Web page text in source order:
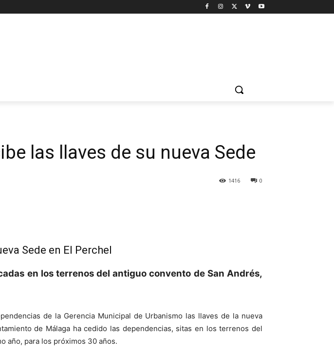
las llaves de su nueva Sede
0
1416
Sede en El Perchel
en los terrenos del antiguo convento de San Andrés,
de la Gerencia Municipal de Urbanismo las llaves de la nueva
de Málaga ha cedido las dependencias, sitas en los terrenos del
año, para los próximos 30 años.